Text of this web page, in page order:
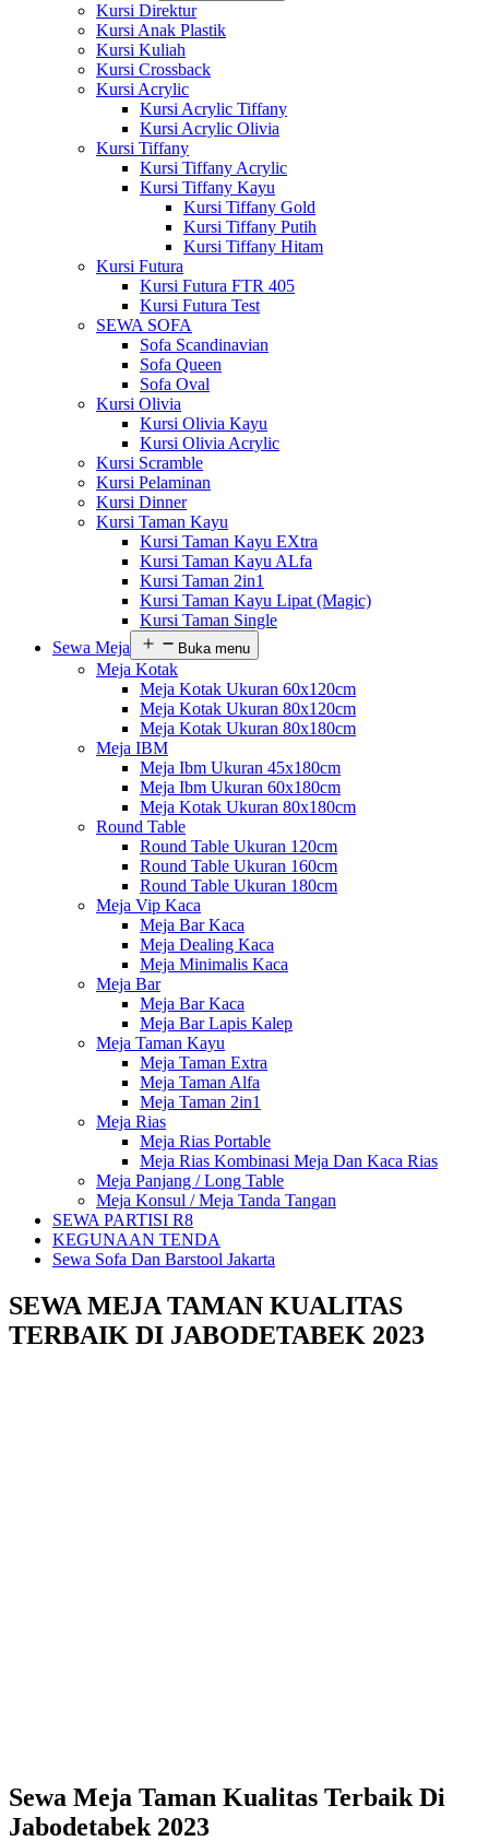
Kursi Direktur
Kursi Anak Plastik
Kursi Kuliah
Kursi Crossback
Kursi Acrylic
Kursi Acrylic Tiffany
Kursi Acrylic Olivia
Kursi Tiffany
Kursi Tiffany Acrylic
Kursi Tiffany Kayu
Kursi Tiffany Gold
Kursi Tiffany Putih
Kursi Tiffany Hitam
Kursi Futura
Kursi Futura FTR 405
Kursi Futura Test
SEWA SOFA
Sofa Scandinavian
Sofa Queen
Sofa Oval
Kursi Olivia
Kursi Olivia Kayu
Kursi Olivia Acrylic
Kursi Scramble
Kursi Pelaminan
Kursi Dinner
Kursi Taman Kayu
Kursi Taman Kayu EXtra
Kursi Taman Kayu ALfa
Kursi Taman 2in1
Kursi Taman Kayu Lipat (Magic)
Kursi Taman Single
Sewa Meja
Buka menu
Meja Kotak
Meja Kotak Ukuran 60x120cm
Meja Kotak Ukuran 80x120cm
Meja Kotak Ukuran 80x180cm
Meja IBM
Meja Ibm Ukuran 45x180cm
Meja Ibm Ukuran 60x180cm
Meja Kotak Ukuran 80x180cm
Round Table
Round Table Ukuran 120cm
Round Table Ukuran 160cm
Round Table Ukuran 180cm
Meja Vip Kaca
Meja Bar Kaca
Meja Dealing Kaca
Meja Minimalis Kaca
Meja Bar
Meja Bar Kaca
Meja Bar Lapis Kalep
Meja Taman Kayu
Meja Taman Extra
Meja Taman Alfa
Meja Taman 2in1
Meja Rias
Meja Rias Portable
Meja Rias Kombinasi Meja Dan Kaca Rias
Meja Panjang / Long Table
Meja Konsul / Meja Tanda Tangan
SEWA PARTISI R8
KEGUNAAN TENDA
Sewa Sofa Dan Barstool Jakarta
SEWA MEJA TAMAN KUALITAS
TERBAIK DI JABODETABEK 2023
Sewa Meja Taman Kualitas Terbaik Di
Jabodetabek 2023